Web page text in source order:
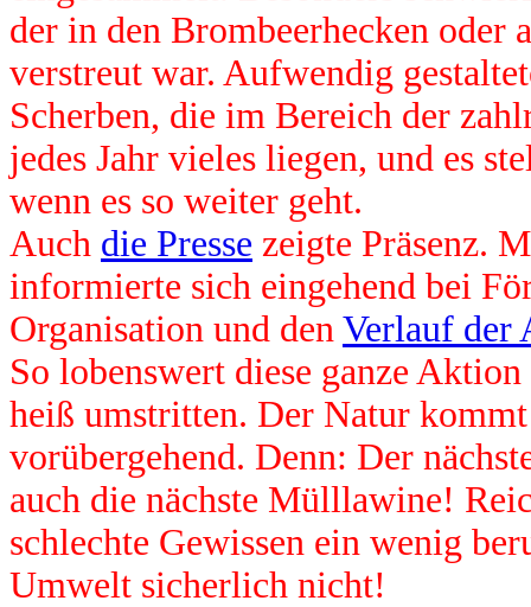
der in den Brombeerhecken oder
verstreut war. Aufwendig
Scherben, die im Bereich der
jedes Jahr vieles liegen, und es
wenn es so weiter geht.
Auch die Presse zeigte Präsenz.
informierte sich eingehend bei
Organisation und den Verlauf der
So lobenswert diese ganze
heiß umstritten. Der Natur
vorübergehend. Denn: Der
auch die nächste Mülllawine!
schlechte Gewissen ein wenig
Umwelt sicherlich nicht!